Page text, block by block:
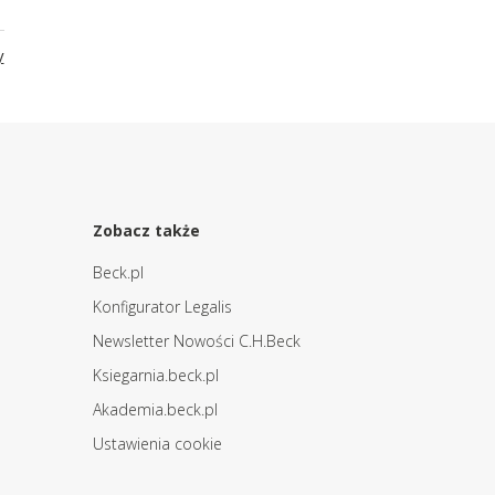
Zobacz także
Beck.pl
Konfigurator Legalis
Newsletter Nowości C.H.Beck
Ksiegarnia.beck.pl
Akademia.beck.pl
Ustawienia cookie